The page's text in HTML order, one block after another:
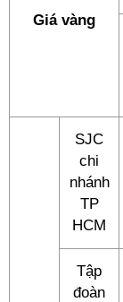
Giá vàng
SJC
chi
nhánh
TP
HCM
Tập
đoàn